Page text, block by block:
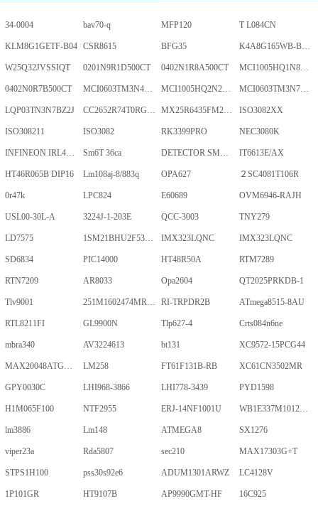
34-0004 bav70-q MFP120 T L084CN
KLM8G1GETF-B04 CSR8615 BFG35 K4A8G165WB-BCWE
W25Q32JVSSIQT 0201N9R1D500CT 0402N1R8A500CT MCI1005HQ1N8SHBP
0402N0R7B500CT MCI0603TM3N4BHBP MCI1005HQ2N2BHBP MCI0603TM3N7BHBP
LQP03TN3N7BZ2J CC2652R74T0RGZR MX25R6435FM2IL0TR ISO3082XX
ISO308211 ISO3082 RK3399PRO NEC3080K
INFINEON IRL40SC228 Sm6T 36ca DETECTOR SMD,HT7024A-1,3%,SOT-89 IT6613E/AX
HT46R065B DIP16 Lm108aj-8/883q OPA627 ２SC4081T106R
0r47k LPC824 E60689 OVM6946-RAJH
USL00-30L-A 3224J-1-203E QCC-3003 TNY279
LD7575 1SM21BHU2F53E2VGNE IMX323LQNC IMX323LQNC
SD6834 PIC14000 HT48R50A RTM7289
RTN7209 AR8033 Opa2604 QT2025PRKDB-1
Tlv9001 251M1602474MR09M RI-TRPDR2B ATmega8515-8AU
RTL8211FI GL9900N Tlp627-4 Crts084n6ne
mbra340 AV3224613 bt131 XC9572-15PCG44
MAX20048ATGA/VY+ LM258 FT61F131B-RB XC61CN3502MR
GPY0030C LHI968-3866 LHI778-3439 PYD1598
H1M065F100 NTF2955 ERJ-14NF1001U WB1E337M1012MPA
lm3886 Lm148 ATMEGA8 SX1276
viper23a Rda5807 sec210 MAX17303G+T
STPS1H100 pss30s92e6 ADUM1301ARWZ LC4128V
1P101GR HT9107B AP9990GMT-HF 16C925